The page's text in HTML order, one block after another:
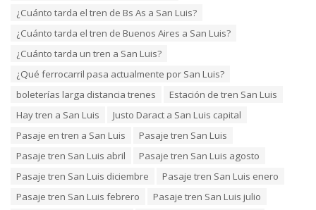
¿Cuánto tarda el tren de Bs As a San Luis?
¿Cuánto tarda el tren de Buenos Aires a San Luis?
¿Cuánto tarda un tren a San Luis?
¿Qué ferrocarril pasa actualmente por San Luis?
boleterías larga distancia trenes
Estación de tren San Luis
Hay tren a San Luis
Justo Daract a San Luis capital
Pasaje en tren a San Luis
Pasaje tren San Luis
Pasaje tren San Luis abril
Pasaje tren San Luis agosto
Pasaje tren San Luis diciembre
Pasaje tren San Luis enero
Pasaje tren San Luis febrero
Pasaje tren San Luis julio